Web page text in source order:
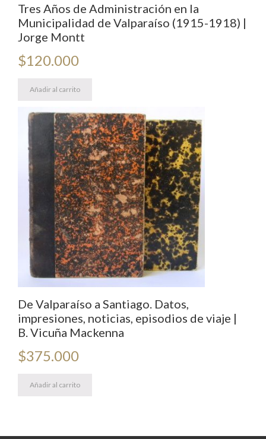
Tres Años de Administración en la
Municipalidad de Valparaíso (1915-1918) |
Jorge Montt
$120.000
Añadir al carrito
De Valparaíso a Santiago. Datos,
impresiones, noticias, episodios de viaje |
B. Vicuña Mackenna
$375.000
Añadir al carrito